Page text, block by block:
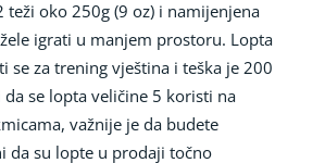
teži oko 250g (9 oz) i namijenjena
igrati u manjem prostoru. Lopta
se za trening vještina i teška je 200
da se lopta veličine 5 koristi na
važnije je da budete
da su lopte u prodaji točno